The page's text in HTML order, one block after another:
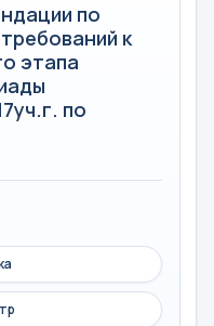
по
к
этапа
по